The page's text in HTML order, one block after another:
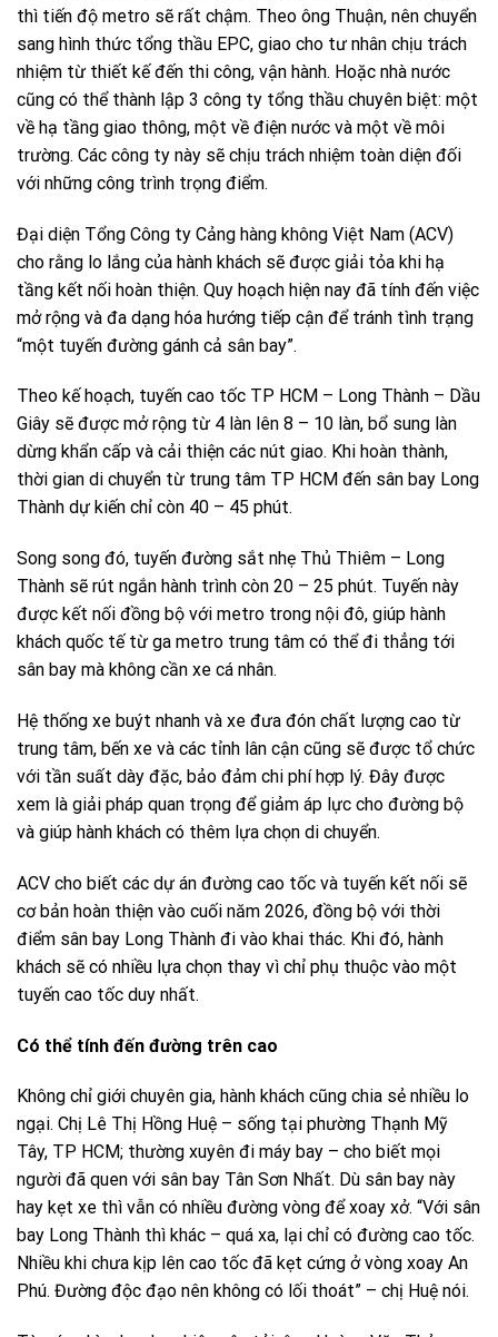
thì tiến độ metro sẽ rất chậm. Theo ông Thuận, nên chuyển
sang hình thức tổng thầu EPC, giao cho tư nhân chịu trách
nhiệm từ thiết kế đến thi công, vận hành. Hoặc nhà nước
cũng có thể thành lập 3 công ty tổng thầu chuyên biệt: một
về hạ tầng giao thông, một về điện nước và một về môi
trường. Các công ty này sẽ chịu trách nhiệm toàn diện đối
với những công trình trọng điểm.
Đại diện Tổng Công ty Cảng hàng không Việt Nam (ACV)
cho rằng lo lắng của hành khách sẽ được giải tỏa khi hạ
tầng kết nối hoàn thiện. Quy hoạch hiện nay đã tính đến việc
mở rộng và đa dạng hóa hướng tiếp cận để tránh tình trạng
“một tuyến đường gánh cả sân bay”.
Theo kế hoạch, tuyến cao tốc TP HCM – Long Thành – Dầu
Giây sẽ được mở rộng từ 4 làn lên 8 – 10 làn, bổ sung làn
dừng khẩn cấp và cải thiện các nút giao. Khi hoàn thành,
thời gian di chuyển từ trung tâm TP HCM đến sân bay Long
Thành dự kiến chỉ còn 40 – 45 phút.
Song song đó, tuyến đường sắt nhẹ Thủ Thiêm – Long
Thành sẽ rút ngắn hành trình còn 20 – 25 phút. Tuyến này
được kết nối đồng bộ với metro trong nội đô, giúp hành
khách quốc tế từ ga metro trung tâm có thể đi thẳng tới
sân bay mà không cần xe cá nhân.
Hệ thống xe buýt nhanh và xe đưa đón chất lượng cao từ
trung tâm, bến xe và các tỉnh lân cận cũng sẽ được tổ chức
với tần suất dày đặc, bảo đảm chi phí hợp lý. Đây được
xem là giải pháp quan trọng để giảm áp lực cho đường bộ
và giúp hành khách có thêm lựa chọn di chuyển.
ACV cho biết các dự án đường cao tốc và tuyến kết nối sẽ
cơ bản hoàn thiện vào cuối năm 2026, đồng bộ với thời
điểm sân bay Long Thành đi vào khai thác. Khi đó, hành
khách sẽ có nhiều lựa chọn thay vì chỉ phụ thuộc vào một
tuyến cao tốc duy nhất.
Có thể tính đến đường trên cao
Không chỉ giới chuyên gia, hành khách cũng chia sẻ nhiều lo
ngại. Chị Lê Thị Hồng Huệ – sống tại phường Thạnh Mỹ
Tây, TP HCM; thường xuyên đi máy bay – cho biết mọi
người đã quen với sân bay Tân Sơn Nhất. Dù sân bay này
hay kẹt xe thì vẫn có nhiều đường vòng để xoay xở. “Với sân
bay Long Thành thì khác – quá xa, lại chỉ có đường cao tốc.
Nhiều khi chưa kịp lên cao tốc đã kẹt cứng ở vòng xoay An
Phú. Đường độc đạo nên không có lối thoát” – chị Huệ nói.